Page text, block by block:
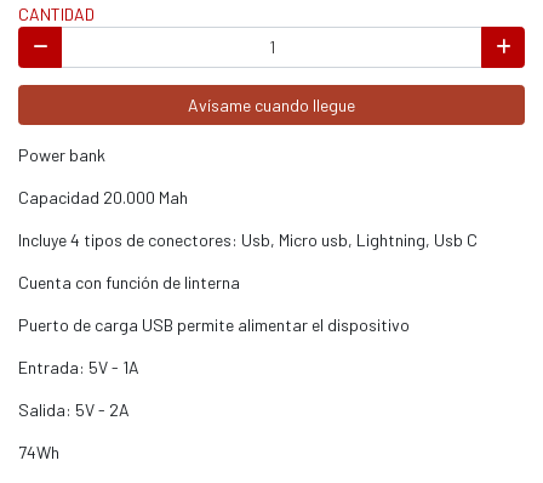
CANTIDAD
Avísame cuando llegue
Power bank
Capacidad 20.000 Mah
Incluye 4 tipos de conectores: Usb, Micro usb, Lightning, Usb C
Cuenta con función de linterna
Puerto de carga USB permite alimentar el dispositivo
Entrada: 5V - 1A
Salida: 5V - 2A
74Wh